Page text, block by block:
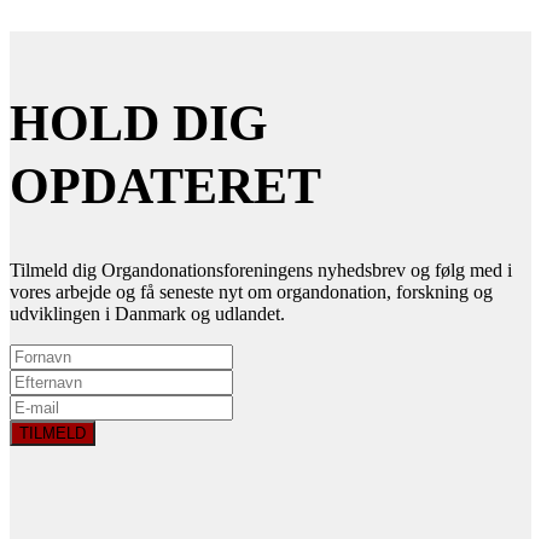
HOLD DIG
OPDATERET
Tilmeld dig Organdonationsforeningens nyhedsbrev og følg med i
vores arbejde og få seneste nyt om organdonation, forskning og
udviklingen i Danmark og udlandet.